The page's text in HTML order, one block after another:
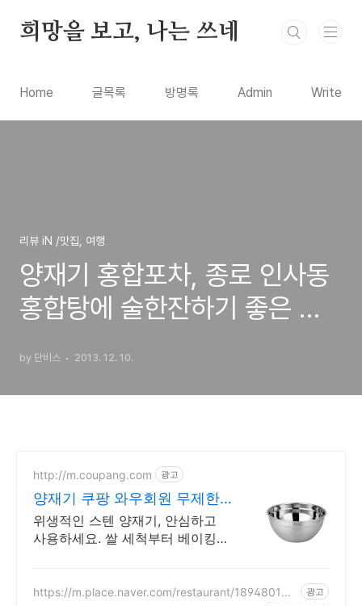
희망을 보고, 나는 쓰네
Home 글목록 방명록 Admin Write
리뷰 iN /맛집, 여행
양재기 홍합포차, 종로 인사동
홍합탕에 술한잔하기 좋은 주
by 단비스 2013. 12. 10.
http://m.coupang.com 광고
양재기 쿠팡 와우회원 무제한
무료배송
위생적인 스텐 양재기, 안심하고
사용하세요. 쌀 세척부터 베이킹까
https://m.place.naver.com/restaurant/189480144
광고